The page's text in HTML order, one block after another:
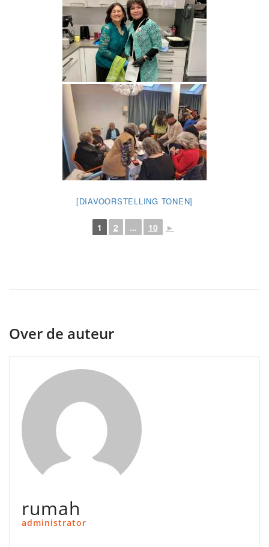
[DIAVOORSTELLING TONEN]
1 2 ... 10 ►
Over de auteur
rumah
administrator